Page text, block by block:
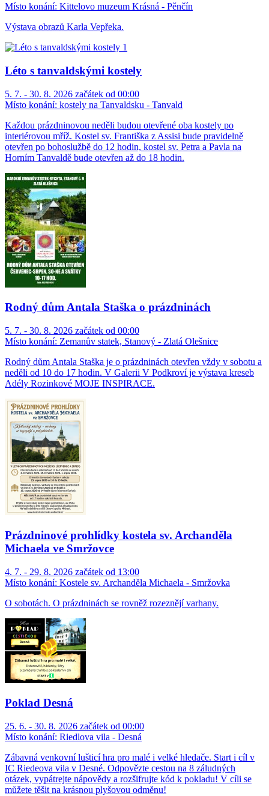
Místo konání: Kittelovo muzeum Krásná - Pěnčín
Výstava obrazů Karla Vepřeka.
Léto s tanvaldskými kostely
5. 7. - 30. 8. 2026 začátek od 00:00
Místo konání: kostely na Tanvaldsku - Tanvald
Každou prázdninovou neděli budou otevřené oba kostely po
interiérovou mříž. Kostel sv. Františka z Assisi bude pravidelně
otevřen po bohoslužbě do 12 hodin, kostel sv. Petra a Pavla na
Horním Tanvaldě bude otevřen až do 18 hodin.
Rodný dům Antala Staška o prázdninách
5. 7. - 30. 8. 2026 začátek od 00:00
Místo konání: Zemanův statek, Stanový - Zlatá Olešnice
Rodný dům Antala Staška je o prázdninách otevřen vždy v sobotu a
neděli od 10 do 17 hodin. V Galerii V Podkroví je výstava kreseb
Adély Rozinkové MOJE INSPIRACE.
Prázdninové prohlídky kostela sv. Archanděla
Michaela ve Smržovce
4. 7. - 29. 8. 2026 začátek od 13:00
Místo konání: Kostele sv. Archanděla Michaela - Smržovka
O sobotách. O prázdninách se rovněž rozeznějí varhany.
Poklad Desná
25. 6. - 30. 8. 2026 začátek od 00:00
Místo konání: Riedlova vila - Desná
Zábavná venkovní lušticí hra pro malé i velké hledače. Start i cíl v
IC Riedeova vila v Desné. Odpovězte cestou na 8 záludných
otázek, vypátrejte nápovědy a rozšifrujte kód k pokladu! V cíli se
můžete těšit na krásnou plyšovou odměnu!